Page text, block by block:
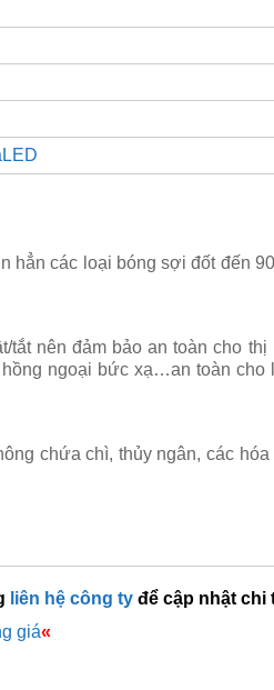
các loại bóng sợi đốt đến
tắt nên đảm bảo an toàn cho
ngoại bức xạ…an toàn cho
chứa chì, thủy ngân, các hóa
liên hệ công ty để cập nhật chi
giá«